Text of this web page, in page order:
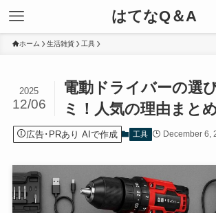
はてなQ＆A
ホーム 生活雑貨 工具
電動ドライバーの選
ミ！人気の理由まと
2025
12/06
広告･PRあり AIで作成 工具 December 6,